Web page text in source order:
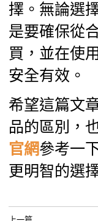
擇。無論選
是要確保從
買，並在使
安全有效。
希望這篇文
品的區別，
官網參考一
更明智的選擇